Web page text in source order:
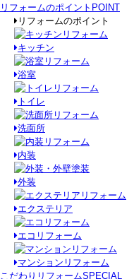
リフォームのポイント POINT
リフォームのポイント
キッチン
浴室
トイレ
洗面所
内装
外装
エクステリア
エコリフォーム
マンションリフォーム
こだわりリフォームSPECIAL